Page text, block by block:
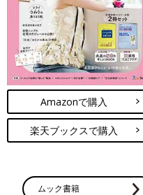
Amazonで購入
楽天ブックスで購入
ムック書籍